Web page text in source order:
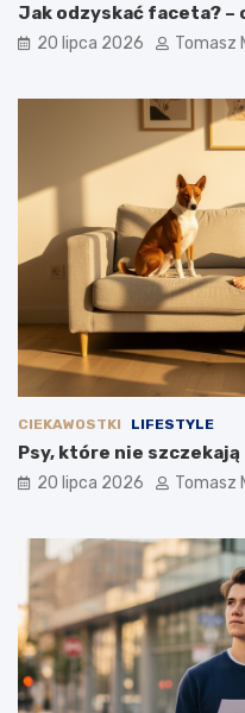
Jak odzyskać faceta? –
20 lipca 2026 Tomasz
CIEKAWOSTKI LIFESTYLE
Psy, które nie
20 lipca 2026 Tomasz